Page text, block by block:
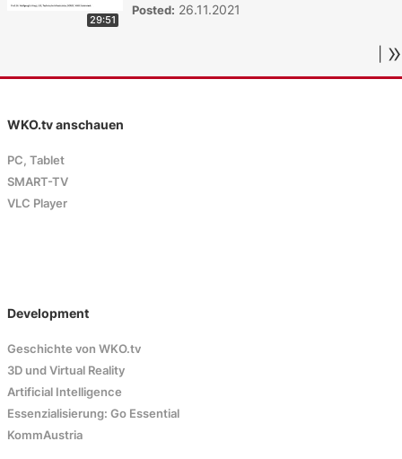
29:51
Posted: 26.11.2021
»
WKO.tv anschauen
PC, Tablet
SMART-TV
VLC Player
Development
Geschichte von WKO.tv
3D und Virtual Reality
Artificial Intelligence
Essenzialisierung: Go Essential
KommAustria